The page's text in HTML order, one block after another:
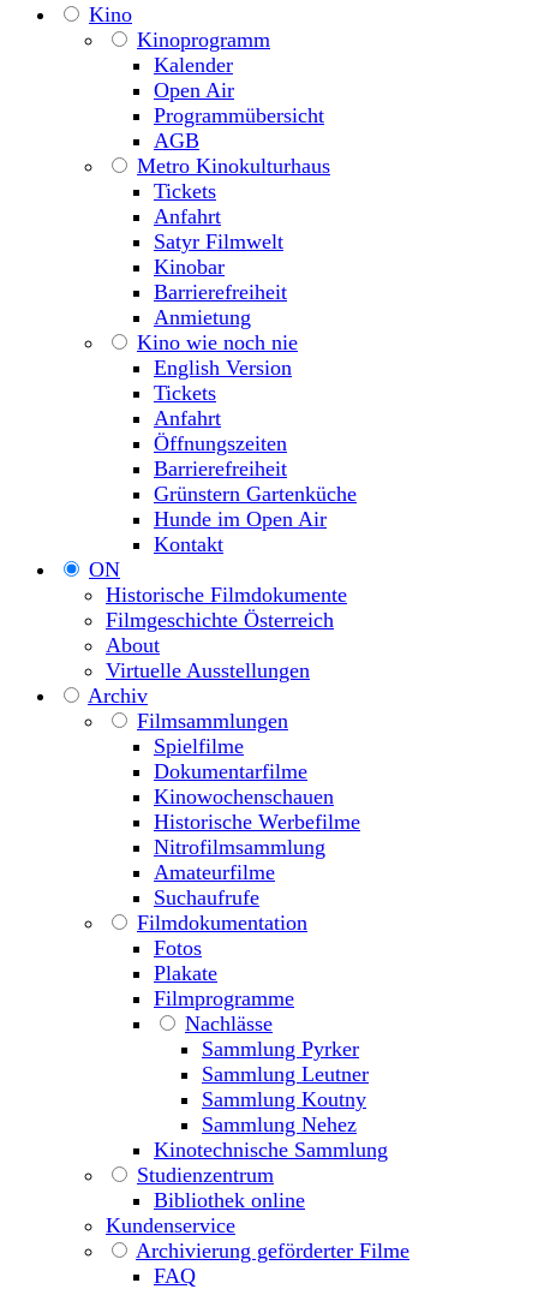
Kino
Kinoprogramm
Kalender
Open Air
Programmübersicht
AGB
Metro Kinokulturhaus
Tickets
Anfahrt
Satyr Filmwelt
Kinobar
Barrierefreiheit
Anmietung
Kino wie noch nie
English Version
Tickets
Anfahrt
Öffnungszeiten
Barrierefreiheit
Grünstern Gartenküche
Hunde im Open Air
Kontakt
ON
Historische Filmdokumente
Filmgeschichte Österreich
About
Virtuelle Ausstellungen
Archiv
Filmsammlungen
Spielfilme
Dokumentarfilme
Kinowochenschauen
Historische Werbefilme
Nitrofilmsammlung
Amateurfilme
Suchaufrufe
Filmdokumentation
Fotos
Plakate
Filmprogramme
Nachlässe
Sammlung Pyrker
Sammlung Leutner
Sammlung Koutny
Sammlung Nehez
Kinotechnische Sammlung
Studienzentrum
Bibliothek online
Kundenservice
Archivierung geförderter Filme
FAQ